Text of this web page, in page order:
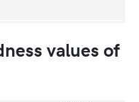
values of